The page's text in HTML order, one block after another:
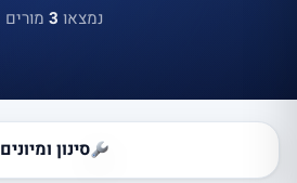
נמצאו 3 מורים
סינון ומיונים